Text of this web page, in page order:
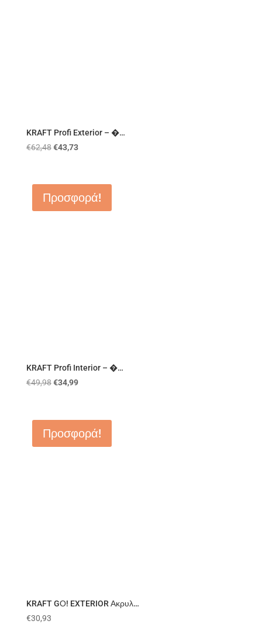
KRAFT Profi Exterior – �…
€62,48 €43,73
Προσφορά!
KRAFT Profi Interior – �…
€49,98 €34,99
Προσφορά!
KRAFT GΟ! EXTERIOR Ακρυλ…
€30,93